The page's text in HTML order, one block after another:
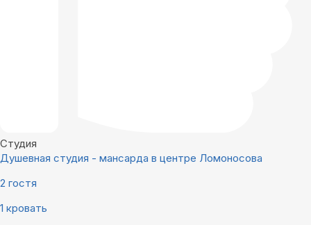
Студия
Душевная студия - мансарда в центре Ломоносова
2 гостя
1 кровать